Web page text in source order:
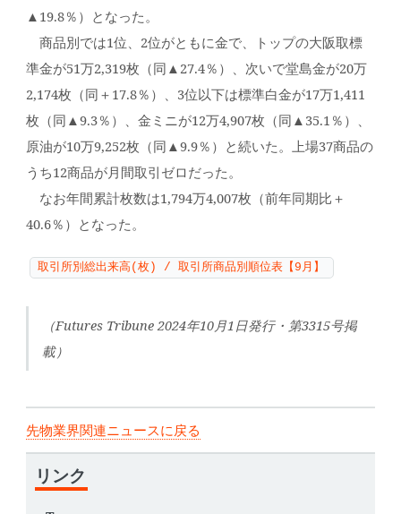
▲19.8％）となった。
商品別では1位、2位がともに金で、トップの大阪取標
準金が51万2,319枚（同▲27.4％）、次いで堂島金が20万
2,174枚（同＋17.8％）、3位以下は標準白金が17万1,411
枚（同▲9.3％）、金ミニが12万4,907枚（同▲35.1％）、
原油が10万9,252枚（同▲9.9％）と続いた。上場37商品の
うち12商品が月間取引ゼロだった。
なお年間累計枚数は1,794万4,007枚（前年同期比＋
40.6％）となった。
取引所別総出来高(枚) / 取引所商品別順位表【9月】
（Futures Tribune 2024年10月1日発行・第3315号掲
載）
先物業界関連ニュースに戻る
リンク